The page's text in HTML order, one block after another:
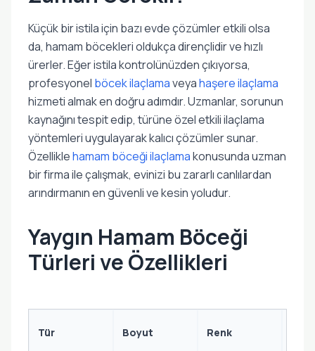
Küçük bir istila için bazı evde çözümler etkili olsa
da, hamam böcekleri oldukça dirençlidir ve hızlı
ürerler. Eğer istila kontrolünüzden çıkıyorsa,
profesyonel böcek ilaçlamaveyahaşere ilaçlama
hizmeti almak en doğru adımdır. Uzmanlar, sorunun
kaynağını tespit edip, türüne özel etkili ilaçlama
yöntemleri uygulayarak kalıcı çözümler sunar.
Özelliklehamam böceği ilaçlamakonusunda uzman
bir firma ile çalışmak, evinizi bu zararlı canlılardan
arındırmanın en güvenli ve kesin yoludur.
Yaygın Hamam Böceği
Türleri ve Özellikleri
Tür Boyut Renk